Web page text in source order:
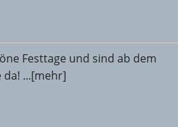
Festtage und sind ab dem
da! ...[mehr]